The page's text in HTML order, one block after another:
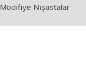
Modifiye Nişastalar